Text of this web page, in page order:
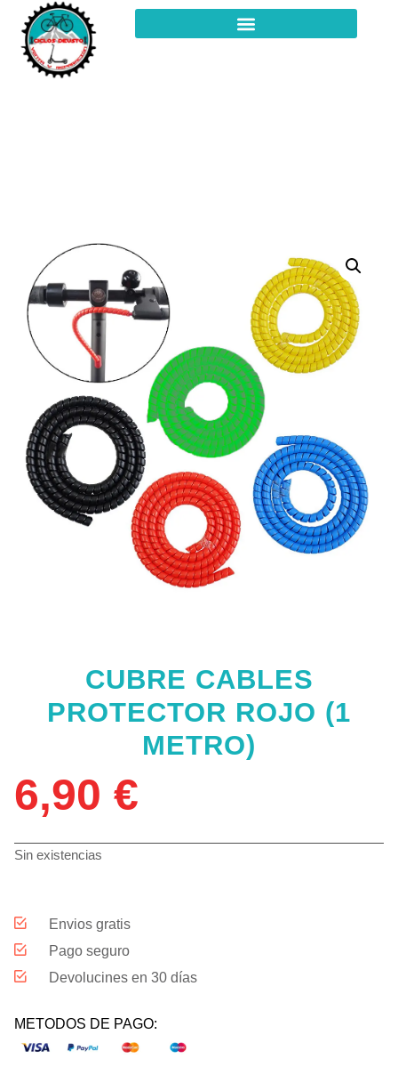
CUBRE CABLES
PROTECTOR ROJO (1
METRO)
6,90 €
Sin existencias
Envios gratis
Pago seguro
Devolucines en 30 días
METODOS DE PAGO: